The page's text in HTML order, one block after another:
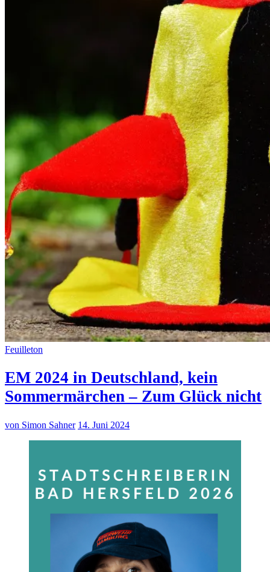
Feuilleton
EM 2024 in Deutschland, kein
Sommermärchen – Zum Glück nicht
von Simon Sahner 14. Juni 2024